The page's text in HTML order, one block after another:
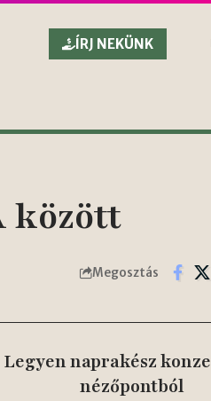
ÍRJ NEKÜNK
között
Megosztás
Legyen naprakész
nézőpontból